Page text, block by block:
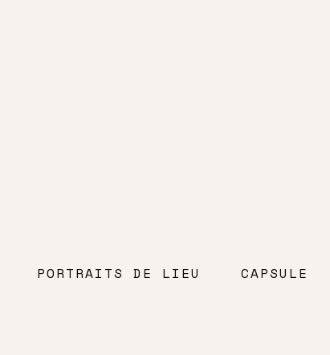
PORTRAITS DE LIEU CAPSULE